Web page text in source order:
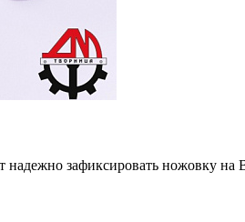
надежно зафиксировать ножовку